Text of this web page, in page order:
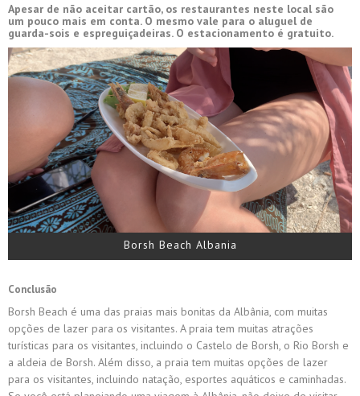
Apesar de não aceitar cartão, os restaurantes neste local são
um pouco mais em conta. O mesmo vale para o aluguel de
guarda-sois e espreguiçadeiras. O estacionamento é gratuito.
Borsh Beach Albania
Conclusão
Borsh Beach é uma das praias mais bonitas da Albânia, com muitas
opções de lazer para os visitantes. A praia tem muitas atrações
turísticas para os visitantes, incluindo o Castelo de Borsh, o Rio Borsh e
a aldeia de Borsh. Além disso, a praia tem muitas opções de lazer
para os visitantes, incluindo natação, esportes aquáticos e caminhadas.